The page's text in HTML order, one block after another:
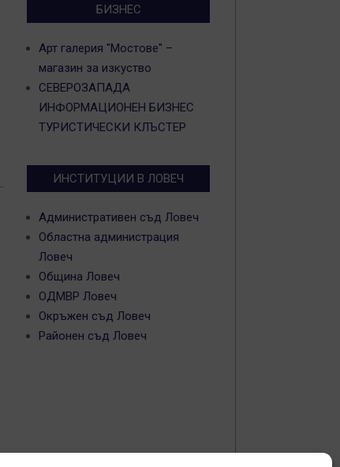
БИЗНЕС
Арт галерия "Мостове" –
магазин за изкуство
СЕВЕРОЗАПАДА
ИНФОРМАЦИОНЕН БИЗНЕС
ТУРИСТИЧЕСКИ КЛЪСТЕР
ИНСТИТУЦИИ В ЛОВЕЧ
Административен съд Ловеч
Областна администрация
Ловеч
Община Ловеч
ОДМВР Ловеч
Окръжен съд Ловеч
Районен съд Ловеч